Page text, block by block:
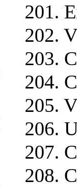
201.
202.
203.
204.
205.
206.
207.
208.